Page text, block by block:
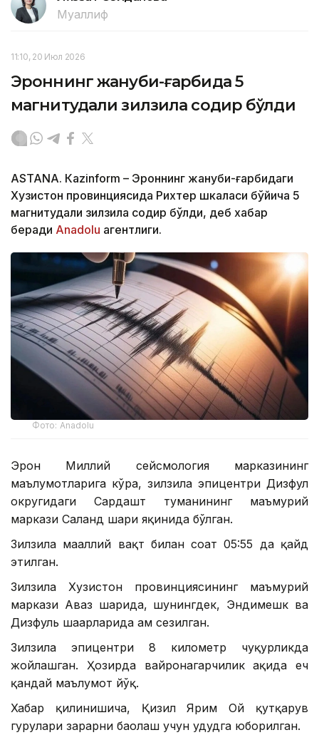
Муаллиф
11:10, 20 Июл 2026
Эроннинг жануби-ғарбида 5
магнитудали зилзила содир бўлди
ASTANА. Кazinform – Эроннинг жануби-ғарбидаги
Хузистон провинциясида Рихтер шкаласи бўйича 5
магнитудали зилзила содир бўлди, деб хабар
беради Аnadolu агентлиги.
Фото: Аnadolu
Эрон Миллий сейсмология марказининг
маълумотларига кўра, зилзила эпицентри Дизфул
округидаги Сардашт туманининг маъмурий
маркази Саланд шаҳри яқинида бўлган.
Зилзила маҳаллий вақт билан соат 05:55 да қайд
этилган.
Зилзила Хузистон провинциясининг маъмурий
маркази Аҳваз шаҳрида, шунингдек, Эндимешк ва
Дизфуль шаҳарларида ҳам сезилган.
Зилзила эпицентри 8 километр чуқурликда
жойлашган. Ҳозирда вайронагарчилик ҳақида ҳеч
қандай маълумот йўқ.
Хабар қилинишича, Қизил Ярим Ой қутқарув
гуруҳлари зарарни баҳолаш учун ҳудудга юборилган.